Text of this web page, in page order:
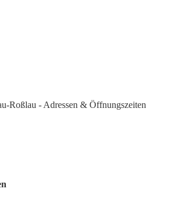
Roßlau - Adressen & Öffnungszeiten